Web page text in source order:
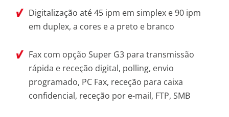
Digitalização até 45 ipm em simplex e 90 ipm
em duplex, a cores e a preto e branco
Fax com opção Super G3 para transmissão
rápida e receção digital, polling, envio
programado, PC Fax, receção para caixa
confidencial, receção por e-mail, FTP, SMB